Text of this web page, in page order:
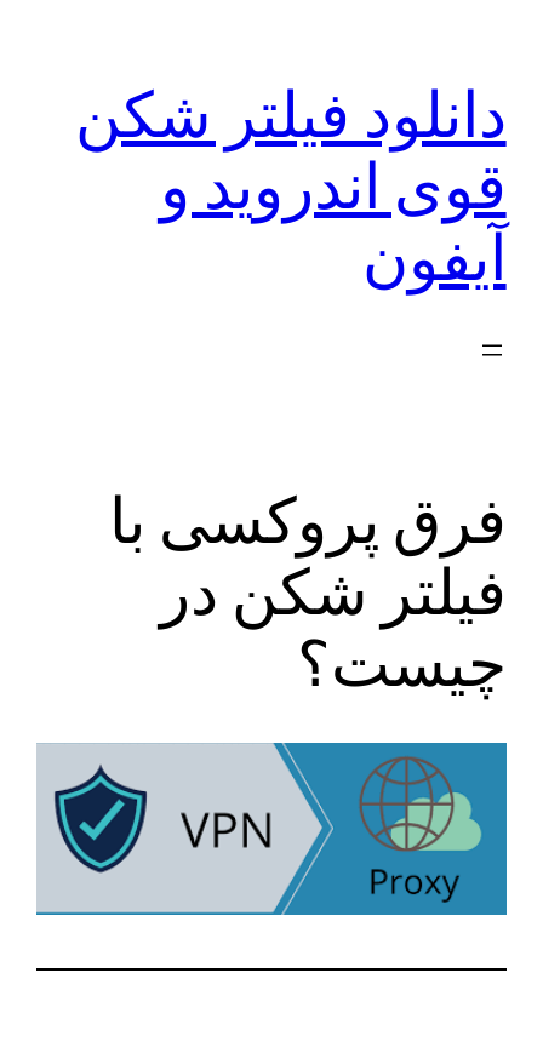
دانلود فیلتر شکن
قوی اندروید و
آیفون
فرق پروکسی با
فیلتر شکن در
چیست؟